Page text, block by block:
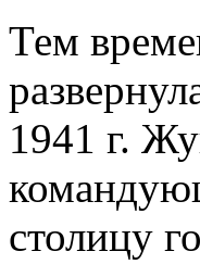
Тем
1941 г.
столицу